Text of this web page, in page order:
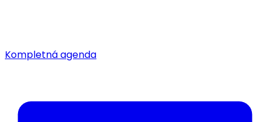
Kompletná agenda